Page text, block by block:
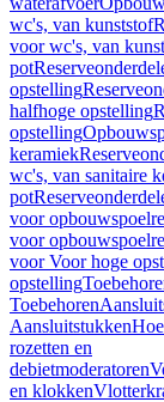
wc's, van kunststof
voor wc's, van
pot
opstelling
halfhoge opstelling
opstelling
keramiek
wc's, van sanitaire
pot
voor
voor
voor Voor hoge
opstelling
Toebehoren
Aansluitstukken
rozetten en
debietmoderatoren
en klokken